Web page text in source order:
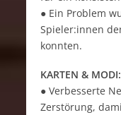
● Ein Problem
Spieler:innen
konnten.
KARTEN & MODI:
● Verbesserte
Zerstörung,